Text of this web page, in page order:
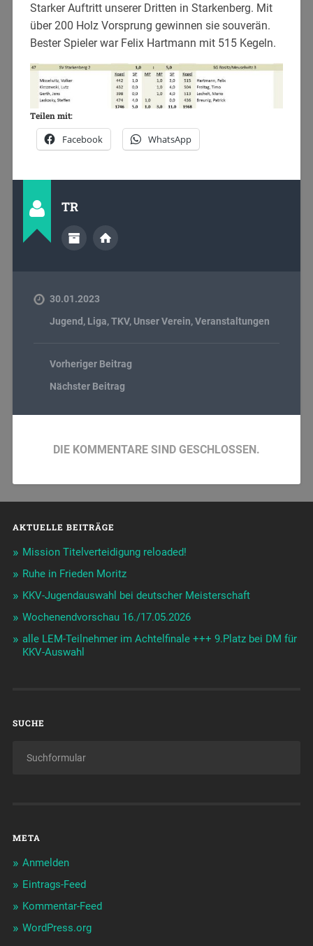
Starker Auftritt unserer Dritten in Starkenberg. Mit
über 200 Holz Vorsprung gewinnen sie souverän.
Bester Spieler war Felix Hartmann mit 515 Kegeln.
Teilen mit:
Facebook WhatsApp
TR
30.01.2023
Jugend , Liga,TKV, Unser Verein,Veranstaltungen
Vorheriger Beitrag
Nächster Beitrag
DIE KOMMENTARE SIND GESCHLOSSEN.
AKTUELLE BEITRÄGE
Mission Titelverteidigung reloaded!
Ruhe in Frieden Moritz
KKV-Jugendauswahl bei deutscher Meisterschaft
Wochenendvorschau 16./17.05.2026
alle LEM-Teilnehmer im Achtelfinale +++ 9.Platz bei DM für
KKV-Auswahl
SUCHE
META
Anmelden
Eintrags-Feed
Kommentar-Feed
WordPress.org